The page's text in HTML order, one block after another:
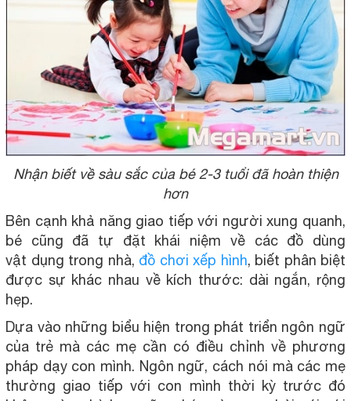
Nhận biết về sàu sắc của bé 2-3 tuổi đã hoàn thiện
hơn
Bên cạnh khả năng giao tiếp với người xung quanh,
bé cũng đã tự đặt khái niệm về các đồ dùng
vật dụng trong nhà, đồ chơi xếp hình, biết phân biệt
được sự khác nhau về kích thước: dài ngắn, rộng
hẹp.
Dựa vào những biểu hiện trong phát triển ngôn ngữ
của trẻ mà các mẹ cần có điều chỉnh về phương
pháp dạy con mình. Ngôn ngữ, cách nói mà các mẹ
thường giao tiếp với con mình thời kỳ trước đó